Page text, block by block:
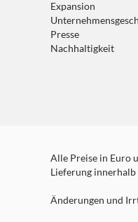
Expansion
Presse
Nachhaltigkeit
Alle Preise in Euro
Lieferung
Änderungen und